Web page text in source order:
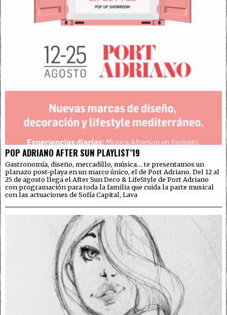
POP ADRIANO AFTER SUN PLAYLIST’19
Gastronomía, diseño, mercadillo, música… te presentamos un
planazo post-playa en un marco único, el de Port Adriano. Del 12 al
25 de agosto llega el After Sun Deco & LifeStyle de Port Adriano
con programación para toda la familia que cuida la parte musical
con las actuaciones de Sofía Capital, Lava